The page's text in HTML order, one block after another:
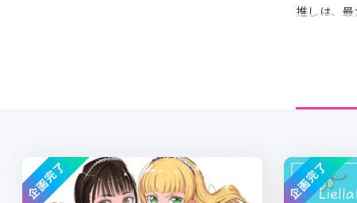
推しは、最
企画完了 企画完了